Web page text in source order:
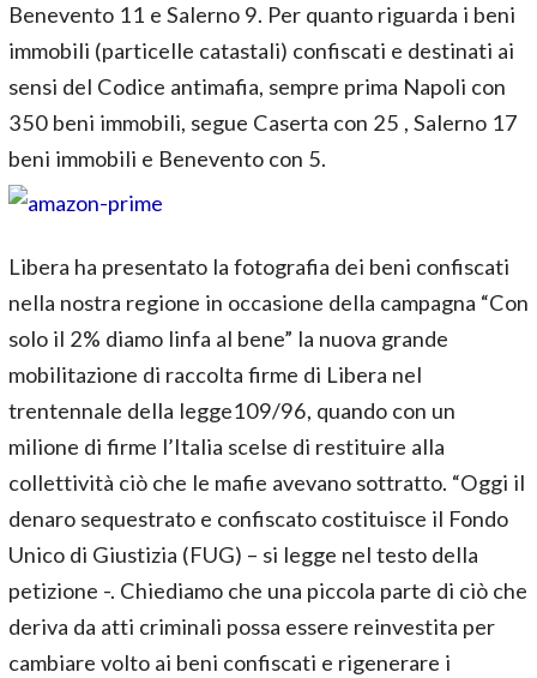
Benevento 11 e Salerno 9. Per quanto riguarda i beni
immobili (particelle catastali) confiscati e destinati ai
sensi del Codice antimafia, sempre prima Napoli con
350 beni immobili, segue Caserta con 25 , Salerno 17
beni immobili e Benevento con 5.
Libera ha presentato la fotografia dei beni confiscati
nella nostra regione in occasione della campagna “Con
solo il 2% diamo linfa al bene” la nuova grande
mobilitazione di raccolta firme di Libera nel
trentennale della legge109/96, quando con un
milione di firme l’Italia scelse di restituire alla
collettività ciò che le mafie avevano sottratto. “Oggi il
denaro sequestrato e confiscato costituisce il Fondo
Unico di Giustizia (FUG) – si legge nel testo della
petizione -. Chiediamo che una piccola parte di ciò che
deriva da atti criminali possa essere reinvestita per
cambiare volto ai beni confiscati e rigenerare i